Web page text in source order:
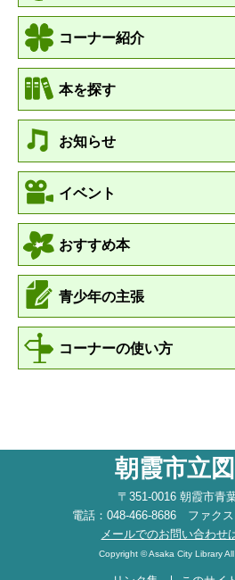
コーナー紹介
本を探す
お知らせ
イベント
おすすめ本
青少年の主張
コーナーの使い方
朝霞市立
〒351-0016 朝霞市青
電話：048-466-8686 ファク
メールでのお問い合わせ
Copyright © Asaka City Library